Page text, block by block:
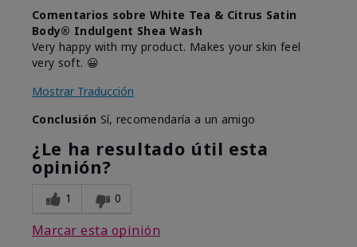
Comentarios sobre White Tea & Citrus Satin
Body® Indulgent Shea Wash
Very happy with my product. Makes your skin feel
very soft. 😀
Mostrar Traducción
Conclusión Sí, recomendaría a un amigo
¿Le ha resultado útil esta
opinión?
1 0
Marcar esta opinión